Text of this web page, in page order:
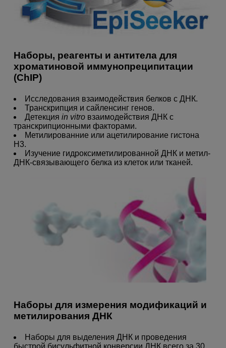
Наборы, реагенты и антитела для
хроматиновой иммунопреципитации
(ChIP)
Исследования взаимодействия белков с ДНК.
Транскрипция и сайленсинг генов.
Детекция in vitro взаимодействия ДНК с
транскрипционными факторами.
Метилированние или ацетилирование гистона
H3.
Изучение гидроксиметилированной ДНК и метил-
ДНК-связывающего белка из клеток или тканей.
Наборы для измерения модификаций и
метилирования ДНК
Наборы для выделения ДНК и проведения
быстрой бисульфитной конверсии ДНК всего за 30